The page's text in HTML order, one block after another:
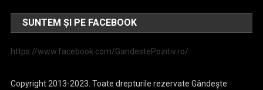
SUNTEM ȘI PE FACEBOOK
https://www.facebook.com/GandestePozitiv.ro/
Copyright 2013-2023. Toate drepturile rezervate Gândește